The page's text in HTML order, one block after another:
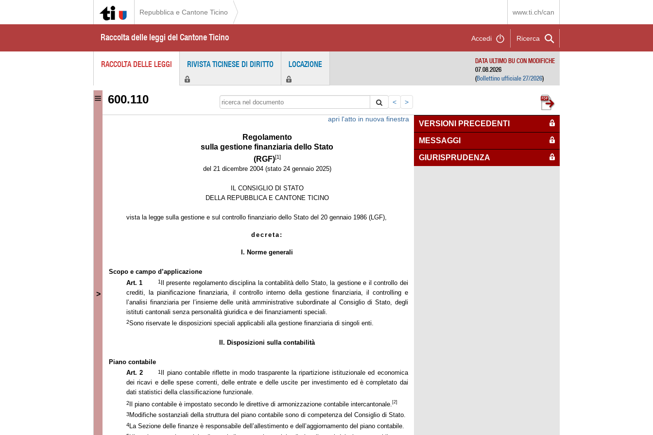
Repubblica e Cantone Ticino www.ti.ch/can
Raccolta delle leggi del Cantone Ticino Ricerca
Accedi
RACCOLTA DELLE LEGGI RIVISTA TICINESE DI DIRITTO LOCAZIONE
DATA ULTIMO BU CON MODIFICHE
07.08.2026
(Bollettino ufficiale 27/2026)
>
600.110 < >
apri l'atto in nuova finestra
Regolamento
sulla gestione finanziaria dello Stato
(RGF)[1]
del 21 dicembre 2004 (stato 24 gennaio 2025)
IL CONSIGLIO DI STATO
DELLA REPUBBLICA E CANTONE TICINO
vista la legge sulla gestione e sul controllo finanziario dello Stato del 20 gennaio 1986 (LGF),
decreta:
I. Norme generali
Scopo e campo d’applicazione
Art. 1
1 Il presente regolamento disciplina la contabilità dello Stato, la gestione e il controllo dei
crediti, la pianificazione finanziaria, il controllo interno della gestione finanziaria, il controlling e
l’analisi finanziaria per l’insieme delle unità amministrative subordinate al Consiglio di Stato, degli
istituti cantonali senza personalità giuridica e dei finanziamenti speciali.
2Sono riservate le disposizioni speciali applicabili alla gestione finanziaria di singoli enti.
II. Disposizioni sulla contabilità
Piano contabile
Art. 2
1
Il piano contabile riflette in modo trasparente la ripartizione istituzionale ed economica
dei ricavi e delle spese correnti, delle entrate e delle uscite per investimento ed è completato dai
dati statistici della classificazione funzionale.
2Il piano contabile è impostato secondo le direttive di armonizzazione contabile intercantonale. [2]
3Modifiche sostanziali della struttura del piano contabile sono di competenza del Consiglio di Stato.
4La Sezione delle finanze è responsabile dell’allestimento e dell’aggiornamento del piano contabile.
VERSIONI PRECEDENTI
MESSAGGI
GIURISPRUDENZA